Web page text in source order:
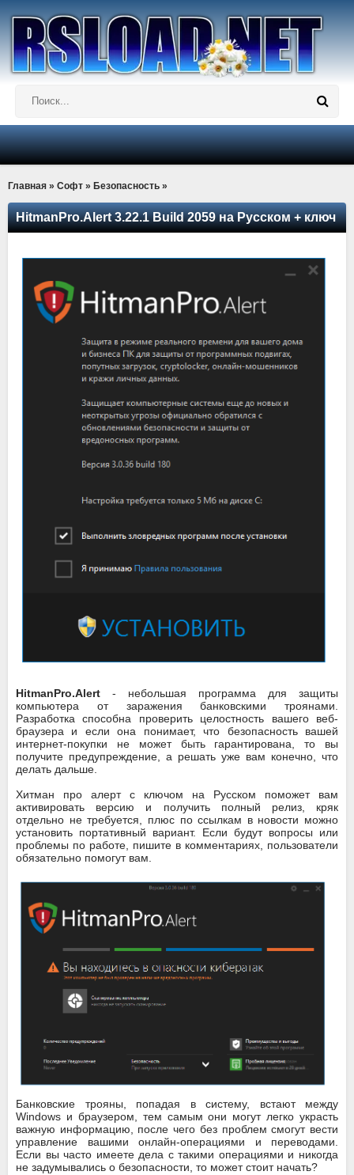
Главная » Софт » Безопасность »
HitmanPro.Alert 3.22.1 Build 2059 на Русском + ключ
HitmanPro.Alert - небольшая программа для защиты
компьютера от заражения банковскими троянами.
Разработка способна проверить целостность вашего веб-
браузера и если она понимает, что безопасность вашей
интернет-покупки не может быть гарантирована, то вы
получите предупреждение, а решать уже вам конечно, что
делать дальше.
Хитман про алерт с ключом на Русском поможет вам
активировать версию и получить полный релиз, кряк
отдельно не требуется, плюс по ссылкам в новости можно
установить портативный вариант. Если будут вопросы или
проблемы по работе, пишите в комментариях, пользователи
обязательно помогут вам.
Банковские трояны, попадая в систему, встают между
Windows и браузером, тем самым они могут легко украсть
важную информацию, после чего без проблем смогут вести
управление вашими онлайн-операциями и переводами.
Если вы часто имеете дела с такими операциями и никогда
не задумывались о безопасности, то может стоит начать?